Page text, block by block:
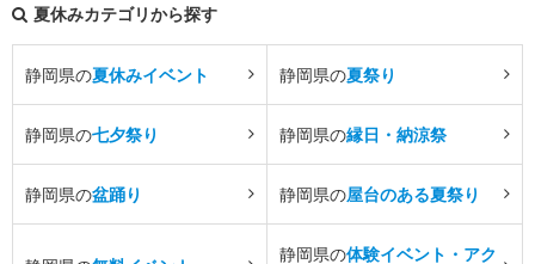
夏休みカテゴリから探す
静岡県の夏休みイベント 静岡県の夏祭り
静岡県の七夕祭り 静岡県の縁日・納涼祭
静岡県の盆踊り 静岡県の屋台のある夏祭り
静岡県の体験イベント・アク